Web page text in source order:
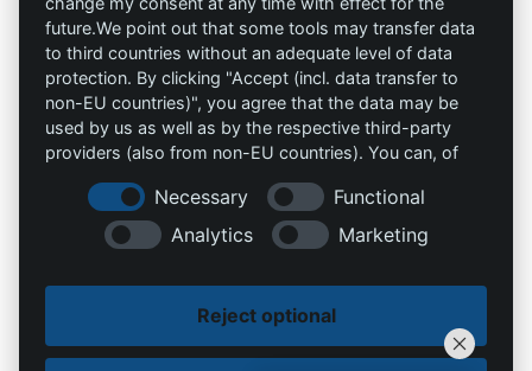
safe
Omniprotect –
Onlineshop
Datenschutz
Impressum
Kontakt
info@die-schutzprofis.de
Wohlenbergstraße 6
30179 Hannover
future.We point out that some tools may transfer data
to third countries without an adequate level of data
protection. By clicking "Accept (incl. data transfer to
non-EU countries)", you agree that the data may be
used by us as well as by the respective third-party
providers (also from non-EU countries). You can, of
Necessary
Functional
Analytics
Marketing
Reject optional